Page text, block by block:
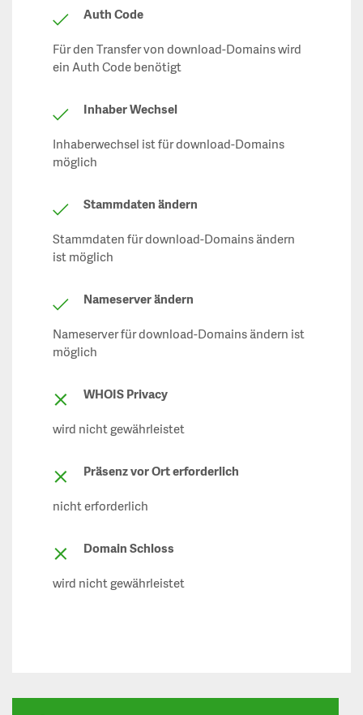
Auth Code
Für den Transfer von download-Domains wird
ein Auth Code benötigt
Inhaber Wechsel
Inhaberwechsel ist für download-Domains
möglich
Stammdaten ändern
Stammdaten für download-Domains ändern
ist möglich
Nameserver ändern
Nameserver für download-Domains ändern ist
möglich
WHOIS Privacy
wird nicht gewährleistet
Präsenz vor Ort erforderlich
nicht erforderlich
Domain Schloss
wird nicht gewährleistet